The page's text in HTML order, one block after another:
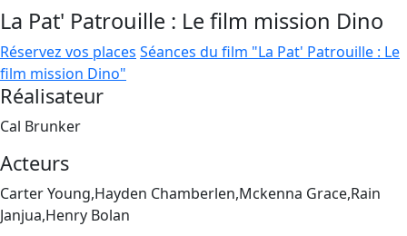
La Pat' Patrouille : Le film mission Dino
Réservez vos places Séances du film "La Pat' Patrouille : Le
film mission Dino"
Réalisateur
Cal Brunker
Acteurs
Carter Young,Hayden Chamberlen,Mckenna Grace,Rain
Janjua,Henry Bolan